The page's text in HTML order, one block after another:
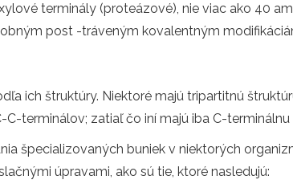
terminály (proteázové), nie viac ako 40
post -tráveným kovalentným
ich štruktúry. Niektoré majú tripartitnú
terminálov; zatiaľ čo iní majú iba C-terminálnu
špecializovaných buniek v niektorých
úpravami, ako sú tie, ktoré nasledujú: